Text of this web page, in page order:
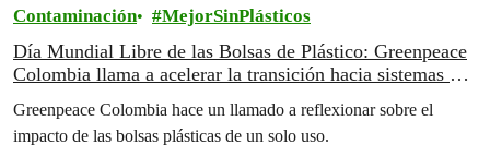
Contaminación MejorSinPlásticos
Día Mundial Libre de las Bolsas de Plástico: Greenpeace
Colombia llama a acelerar la transición hacia sistemas de
Greenpeace Colombia hace un llamado a reflexionar sobre el
impacto de las bolsas plásticas de un solo uso.